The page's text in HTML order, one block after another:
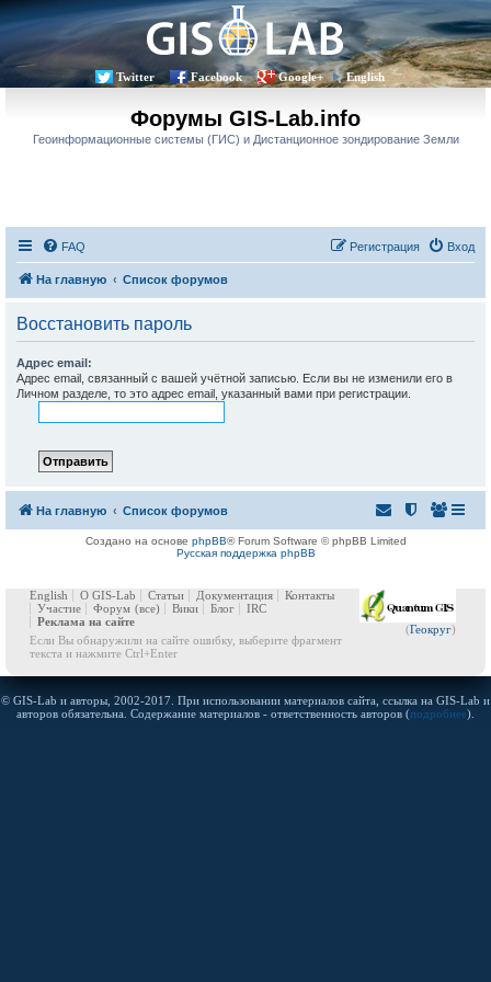
Twitter Facebook Google+ English
Форумы GIS-Lab.info
Геоинформационные системы (ГИС) и Дистанционное зондирование Земли
FAQ Вход
Регистрация
На главную Список форумов
Восстановить пароль
Адрес email:
Адрес email, связанный с вашей учётной записью. Если вы не изменили его в
Личном разделе, то это адрес email, указанный вами при регистрации.
На главную Список форумов
Создано на основе phpBB® Forum Software © phpBB Limited
Русская поддержка phpBB
(Геокруг)
English О GIS-Lab Статьи Документация
Контакты
Участие
Форум (все) Вики Блог
IRC
Реклама на сайте
Если Вы обнаружили на сайте ошибку, выберите фрагмент
текста и нажмите Ctrl+Enter
© GIS-Lab и авторы, 2002-2017. При использовании материалов сайта, ссылка на GIS-Lab и
авторов обязательна. Содержание материалов - ответственность авторов (подробнее).